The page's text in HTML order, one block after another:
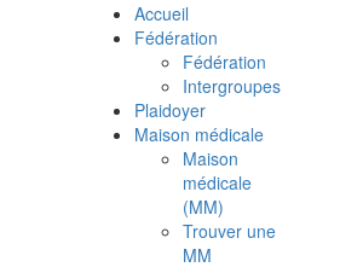
Accueil
Fédération
Fédération
Intergroupes
Plaidoyer
Maison médicale
Maison
médicale
(MM)
Trouver une
MM